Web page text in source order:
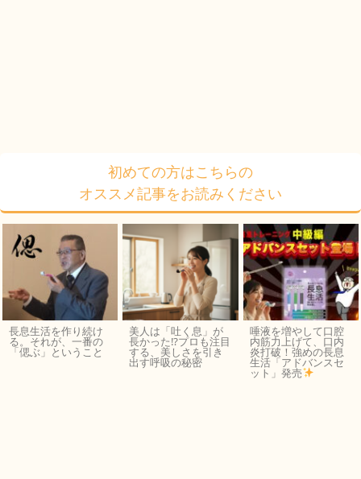
初めての方はこちらの
オススメ記事をお読みください
長息生活を作り続け
る。それが、一番の
「偲ぶ」ということ
美人は「吐く息」が
長かった⁉︎プロも注目
する、美しさを引き
出す呼吸の秘密
唾液を増やして口腔
内筋力上げて、口内
炎打破！強めの長息
生活「アドバンスセ
ット」発売